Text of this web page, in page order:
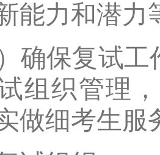
能力和潜力
）确保复试
组织管理
做细考生服